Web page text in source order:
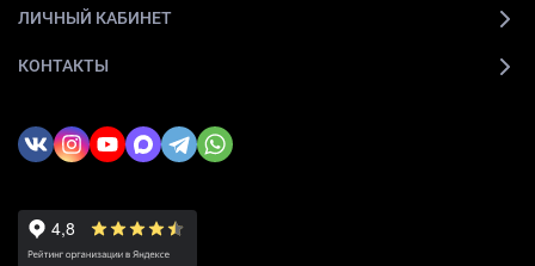
ЛИЧНЫЙ КАБИНЕТ
КОНТАКТЫ